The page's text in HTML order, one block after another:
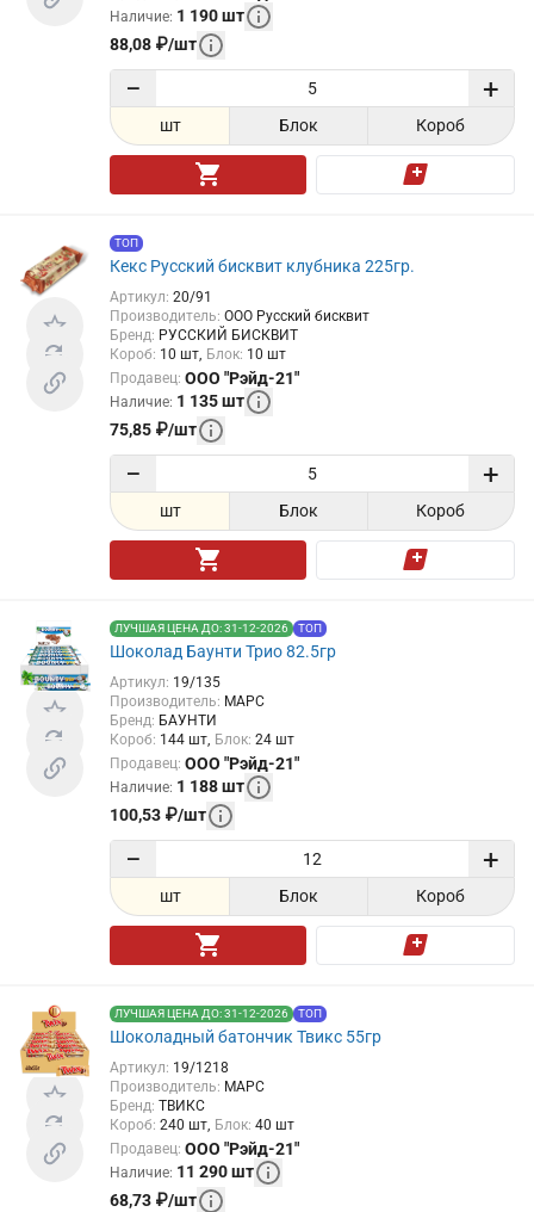
Наличие: 1 190шт
88,08 ₽/шт
− +
шт Блок Короб
ТОП
Кекс Русский бисквит клубника 225гр.
Артикул: 20/91
Производитель: ООО Русский бисквит
Бренд: РУССКИЙ БИСКВИТ
Короб: 10 шт Блок: 10 шт
Продавец: ООО "Рэйд-21"
Наличие: 1 135шт
75,85 ₽/шт
− +
шт Блок Короб
ЛУЧШАЯ ЦЕНА ДО: 31-12-2026 ТОП
Шоколад Баунти Трио 82.5гр
Артикул: 19/135
Производитель: МАРС
Бренд: БАУНТИ
Короб: 144 шт Блок: 24 шт
Продавец: ООО "Рэйд-21"
Наличие: 1 188шт
100,53 ₽/шт
− +
шт Блок Короб
ЛУЧШАЯ ЦЕНА ДО: 31-12-2026 ТОП
Шоколадный батончик Твикс 55гр
Артикул: 19/1218
Производитель: МАРС
Бренд: ТВИКС
Короб: 240 шт Блок: 40 шт
Продавец: ООО "Рэйд-21"
Наличие: 11 290шт
68,73 ₽/шт